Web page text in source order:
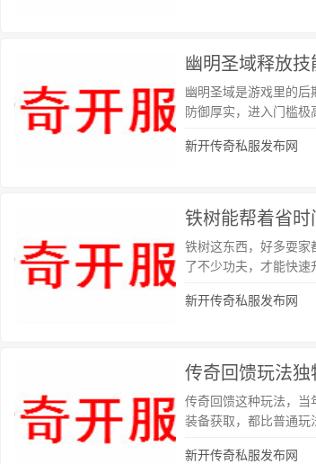
幽明圣域释放
幽明圣域是游戏里的
防御厚实，进入门槛
新开传奇私服发布网
铁树能帮着省
铁树这东西，好多耍
了不少功夫，才能快
新开传奇私服发布网
传奇回馈玩法
传奇回馈这种玩法，
装备获取，都比普通
新开传奇私服发布网